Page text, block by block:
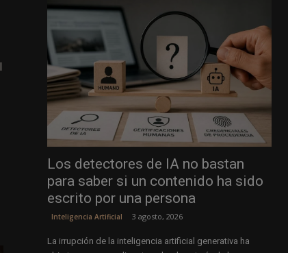
Los detectores de IA no bastan
para saber si un contenido ha sido
escrito por una persona
Inteligencia Artificial 3 agosto, 2026
La irrupción de la inteligencia artificial generativa ha